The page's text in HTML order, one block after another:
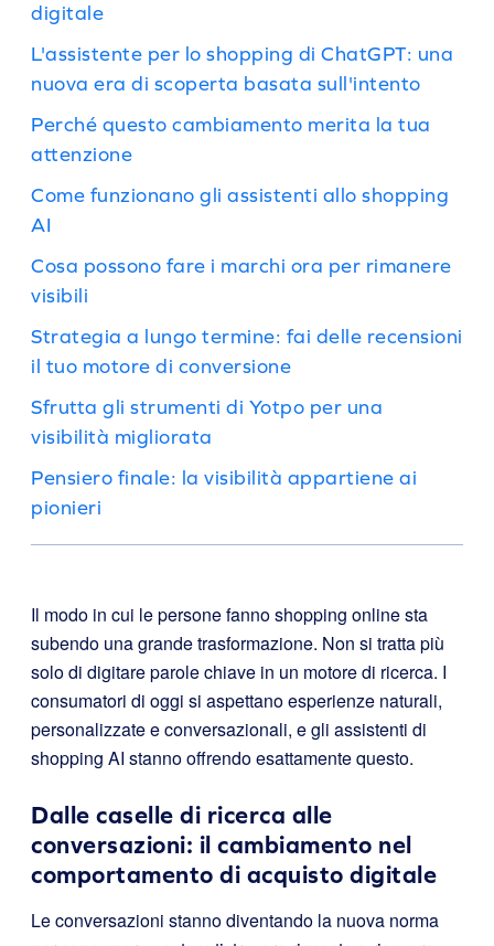
digitale
L'assistente per lo shopping di ChatGPT: una
nuova era di scoperta basata sull'intento
Perché questo cambiamento merita la tua
attenzione
Come funzionano gli assistenti allo shopping
AI
Cosa possono fare i marchi ora per rimanere
visibili
Strategia a lungo termine: fai delle recensioni
il tuo motore di conversione
Sfrutta gli strumenti di Yotpo per una
visibilità migliorata
Pensiero finale: la visibilità appartiene ai
pionieri
Il modo in cui le persone fanno shopping online sta
subendo una grande trasformazione. Non si tratta più
solo di digitare parole chiave in un motore di ricerca. I
consumatori di oggi si aspettano esperienze naturali,
personalizzate e conversazionali, e gli assistenti di
shopping AI stanno offrendo esattamente questo.
Dalle caselle di ricerca alle
conversazioni: il cambiamento nel
comportamento di acquisto digitale
Le conversazioni stanno diventando la nuova norma